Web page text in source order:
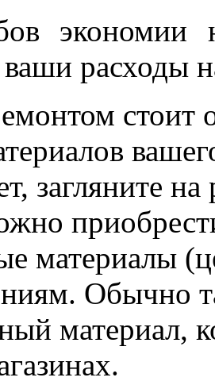
экономии
ваши расходы
стоит
загляните
материалы
Обычно
материал,